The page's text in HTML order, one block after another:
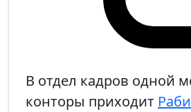
В отдел кадров одной
конторы приходит